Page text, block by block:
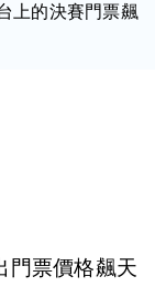
上的決賽門票飆
門票價格飆天